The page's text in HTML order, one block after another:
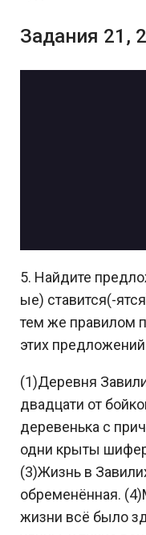
Задания 21,
5. Найдите
ые) ставится(-
тем же правилом
этих
(1)Деревня
двадцати от
деревенька с
одни крыты
(3)Жизнь в
обременённая.
жизни всё было